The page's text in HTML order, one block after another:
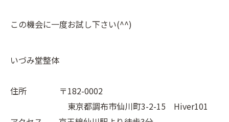
この機会に一度お試し下さい(^^)
いづみ堂整体
住所 〒182-0002
東京都調布市仙川町3-2-15 Hiver101